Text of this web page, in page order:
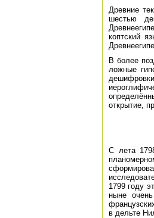
Древние
шестью
коптский
В более
ложные
открытие,
С лета
1799 году
ныне
в дельте